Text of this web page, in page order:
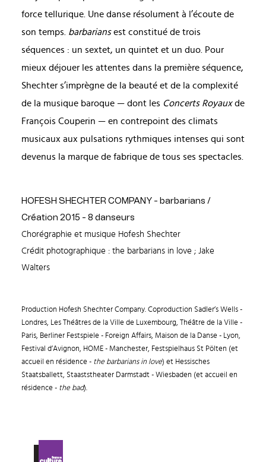
force tellurique. Une danse résolument à l’écoute de
son temps. barbariansest constitué de trois
séquences : un sextet, un quintet et un duo. Pour
mieux déjouer les attentes dans la première séquence,
Shechter s’imprègne de la beauté et de la complexité
de la musique baroque — dont les Concerts Royauxde
François Couperin — en contrepoint des climats
musicaux aux pulsations rythmiques intenses qui sont
devenus la marque de fabrique de tous ses spectacles.
HOFESH SHECHTER COMPANY - barbarians /
Création 2015 - 8 danseurs
Chorégraphie et musique Hofesh Shechter
Crédit photographique : the barbarians in love ; Jake
Walters
Production Hofesh Shechter Company. Coproduction Sadler’s Wells -
Londres, Les Théâtres de la Ville de Luxembourg, Théâtre de la Ville -
Paris, Berliner Festspiele - Foreign Affairs, Maison de la Danse - Lyon,
Festival d’Avignon, HOME - Manchester, Festspielhaus St Pölten (et
accueil en résidence - the barbarians in love) et Hessisches
Staatsballett, Staaststheater Darmstadt - Wiesbaden (et accueil en
résidence - the bad).